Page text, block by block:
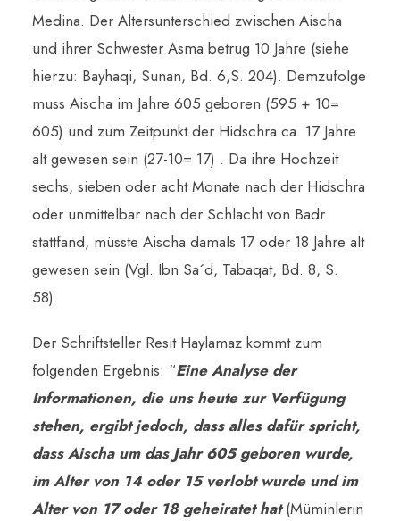
Medina. Der Altersunterschied zwischen Aischa
und ihrer Schwester Asma betrug 10 Jahre (siehe
hierzu: Bayhaqi, Sunan, Bd. 6,S. 204). Demzufolge
muss Aischa im Jahre 605 geboren (595 + 10=
605) und zum Zeitpunkt der Hidschra ca. 17 Jahre
alt gewesen sein (27-10= 17) . Da ihre Hochzeit
sechs, sieben oder acht Monate nach der Hidschra
oder unmittelbar nach der Schlacht von Badr
stattfand, müsste Aischa damals 17 oder 18 Jahre alt
gewesen sein (Vgl. Ibn Sa´d, Tabaqat, Bd. 8, S.
58).
Der Schriftsteller Resit Haylamaz kommt zum
folgenden Ergebnis: “Eine Analyse der
Informationen, die uns heute zur Verfügung
stehen, ergibt jedoch, dass alles dafür spricht,
dass Aischa um das Jahr 605 geboren wurde,
im Alter von 14 oder 15 verlobt wurde und im
Alter von 17 oder 18 geheiratet hat(Müminlerin